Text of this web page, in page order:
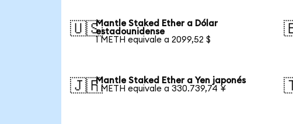
🇺🇸Mantle Staked Ether a Dólar
estadounidense
1 METH equivale a 2099,52 $
🇯🇵Mantle Staked Ether a Yen japonés
1 METH equivale a 330.739,74 ¥